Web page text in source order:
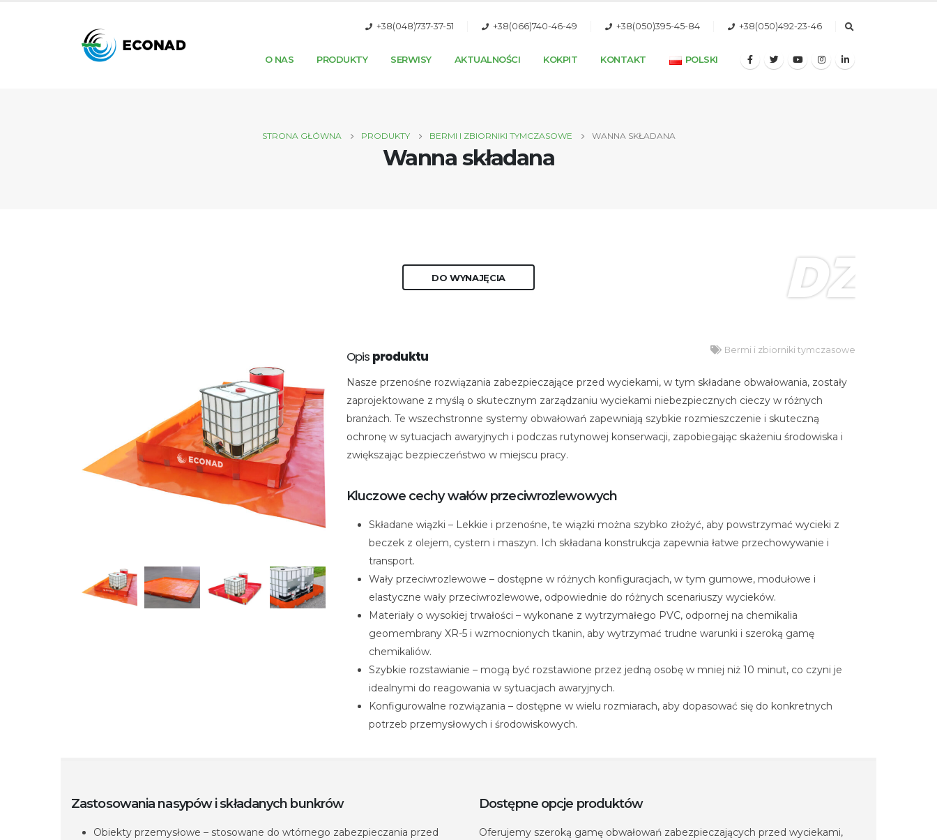
+38(048)737-37-51 +38(066)740-46-49 +38(050)395-45-84 +38(050)492-23-46
O NAS PRODUKTY SERWISY AKTUALNOŚCI KOKPIT KONTAKT POLSKI
STRONA GŁÓWNA PRODUKTY BERMI I ZBIORNIKI TYMCZASOWE WANNA SKŁADANA
Wanna składana
DO WYNAJĘCIA
Opis produktu Bermi i zbiorniki tymczasowe
Nasze przenośne rozwiązania zabezpieczające przed wyciekami, w tym składane obwałowania, zostały
zaprojektowane z myślą o skutecznym zarządzaniu wyciekami niebezpiecznych cieczy w różnych
branżach. Te wszechstronne systemy obwałowań zapewniają szybkie rozmieszczenie i skuteczną
ochronę w sytuacjach awaryjnych i podczas rutynowej konserwacji, zapobiegając skażeniu środowiska i
zwiększając bezpieczeństwo w miejscu pracy.
Kluczowe cechy wałów przeciwrozlewowych
Składane wiązki – Lekkie i przenośne, te wiązki można szybko złożyć, aby powstrzymać wycieki z
beczek z olejem, cystern i maszyn. Ich składana konstrukcja zapewnia łatwe przechowywanie i
transport.
Wały przeciwrozlewowe – dostępne w różnych konfiguracjach, w tym gumowe, modułowe i
elastyczne wały przeciwrozlewowe, odpowiednie do różnych scenariuszy wycieków.
Materiały o wysokiej trwałości – wykonane z wytrzymałego PVC, odpornej na chemikalia
geomembrany XR-5 i wzmocnionych tkanin, aby wytrzymać trudne warunki i szeroką gamę
chemikaliów.
Szybkie rozstawianie – mogą być rozstawione przez jedną osobę w mniej niż 10 minut, co czyni je
idealnymi do reagowania w sytuacjach awaryjnych.
Konfigurowalne rozwiązania – dostępne w wielu rozmiarach, aby dopasować się do konkretnych
potrzeb przemysłowych i środowiskowych.
Zastosowania nasypów i składanych bunkrów
Obiekty przemysłowe – stosowane do wtórnego zabezpieczania przed
Dostępne opcje produktów
Oferujemy szeroką gamę obwałowań zabezpieczających przed wyciekami,